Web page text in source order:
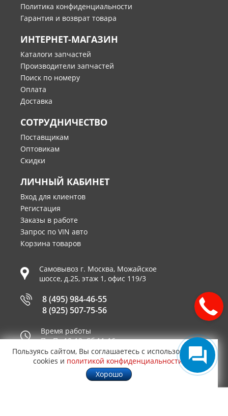
Политика конфиденциальности
Гарантия и возврат товара
ИНТЕРНЕТ-МАГАЗИН
Каталоги запчастей
Производители запчастей
Поиск по номеру
Оплата
Доставка
СОТРУДНИЧЕСТВО
Поставщикам
Оптовикам
Скидки
ЛИЧНЫЙ КАБИНЕТ
Вход для клиентов
Регистация
Заказы в работе
Запрос по VIN авто
Корзина товаров
Самовывоз г. Москва, Можайское
шоссе, д.25, этаж 1, офис 119/3
8 (495) 984-46-55
8 (925) 507-75-56
Время работы
Пн-Пт 10-19, Сб 11-16
Принимаем к оплате
Пользуясь сайтом, Вы соглашаетесь с использованием
cookies и политикой конфиденциальности
Хорошо